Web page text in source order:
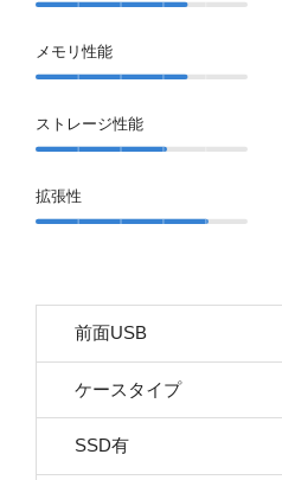
メモリ性能
ストレージ性能
拡張性
前面USB
ケースタイプ
SSD有